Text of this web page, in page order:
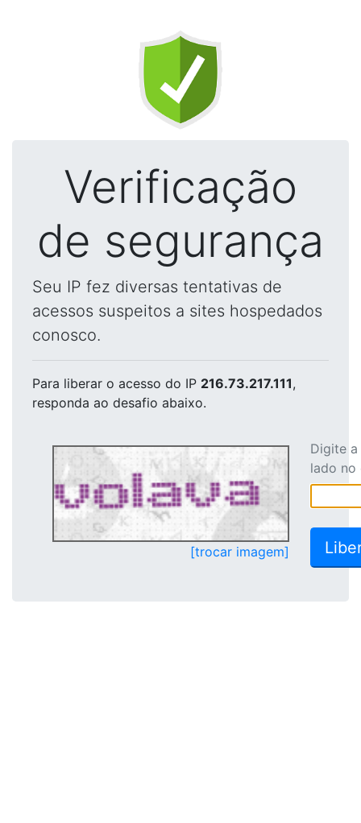
Verificação
de segurança
Seu IP fez diversas tentativas de
acessos suspeitos a sites hospedados
conosco.
Para liberar o acesso do IP 216.73.217.111,
responda ao desafio abaixo.
[trocar imagem]
Digite
lado no